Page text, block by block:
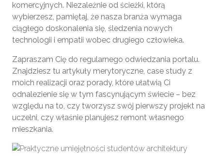
komercyjnych. Niezależnie od ścieżki, którą
wybierzesz, pamiętaj, że nasza branża wymaga
ciągłego doskonalenia się, śledzenia nowych
technologii i empatii wobec drugiego człowieka.
Zapraszam Cię do regularnego odwiedzania portalu.
Znajdziesz tu artykuły merytoryczne, case study z
moich realizacji oraz porady, które ułatwią Ci
odnalezienie się w tym fascynującym świecie – bez
względu na to, czy tworzysz swój pierwszy projekt na
uczelni, czy właśnie planujesz remont własnego
mieszkania.